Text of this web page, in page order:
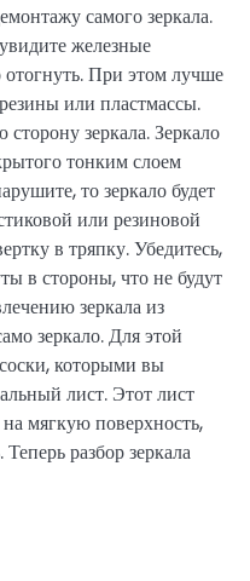
самого зеркала.
железные
При этом лучше
или пластмассы.
зеркала. Зеркало
тонким слоем
то зеркало будет
или резиновой
в тряпку. Убедитесь,
в стороны, что не будут
зеркала из
зеркало. Для этой
которыми вы
лист. Этот лист
мягкую поверхность,
разбор зеркала